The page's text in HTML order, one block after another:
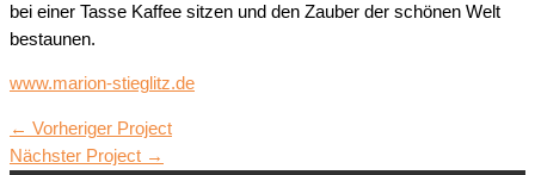
bei einer Tasse Kaffee sitzen und den Zauber der schönen Welt
bestaunen.
www.marion-stieglitz.de
← Vorheriger Project
Nächster Project →